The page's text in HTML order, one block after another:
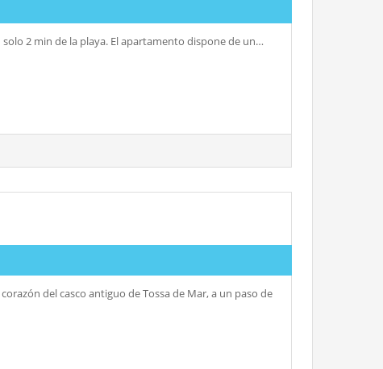
2 min de la playa. El apartamento dispone de un…
del casco antiguo de Tossa de Mar, a un paso de